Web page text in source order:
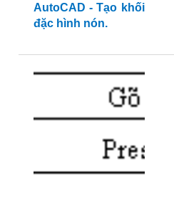
AutoCAD - Tạo khối
đặc hình nón.